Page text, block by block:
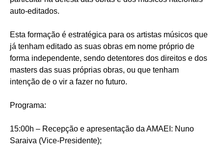
auto-editados.
Esta formação é estratégica para os artistas músicos que
já tenham editado as suas obras em nome próprio de
forma independente, sendo detentores dos direitos e dos
masters das suas próprias obras, ou que tenham
intenção de o vir a fazer no futuro.
Programa:
15:00h – Recepção e apresentação da AMAEI: Nuno
Saraiva (Vice-Presidente);